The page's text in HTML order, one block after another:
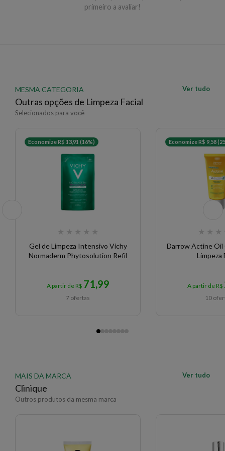
óleo. Aplique sobre a pele seca massageando as áreas
primeiro a avaliar!
MESMA CATEGORIA
Outras opções de Limpeza Facial
Selecionados para você
Ver tudo
Economize R$ 13,91 (16%)
★ ★ ★ ★ ★
Gel de Limpeza Intensivo Vichy
Normaderm Phytosolution Refil
A partir de R$ 71,99
7 ofertas
Economize R$ 9,58
★ ★ ★
Darrow Actine Oil
Limpeza
A partir de R$
10
MAIS DA MARCA
Clinique
Outros produtos da mesma marca
Ver tudo